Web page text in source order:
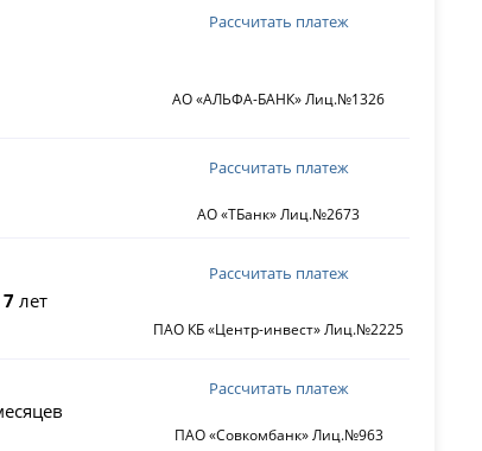
АО «АЛЬФА-БАНК» Лиц.№1326
Рассчитать платеж
АО «ТБанк» Лиц.№2673
Рассчитать платеж
7 лет
ПАО КБ «Центр-инвест» Лиц.№2225
Рассчитать платеж
ПАО «Совкомбанк» Лиц.№963
Рассчитать платеж